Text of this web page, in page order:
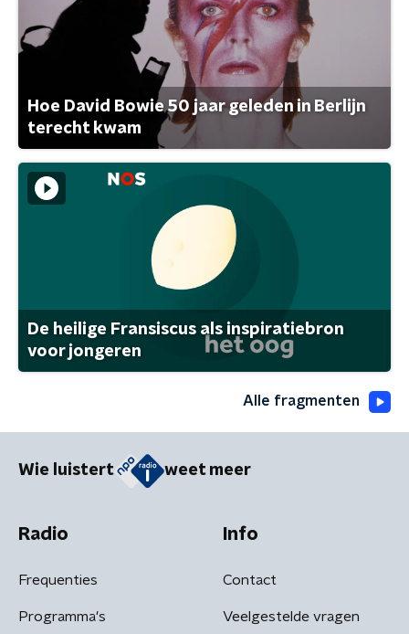
Hoe David Bowie 50 jaar geleden in Berlijn
terecht kwam
De heilige Fransiscus als inspiratiebron
voor jongeren
Alle fragmenten
Wie luistert weet meer
Radio
Frequenties
Programma's
Info
Contact
Veelgestelde vragen